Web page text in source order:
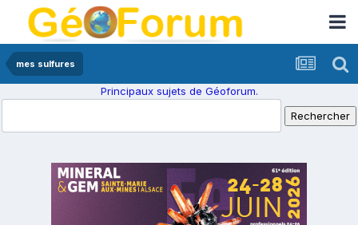
mes sulfures
Principaux sujets de Géoforum.